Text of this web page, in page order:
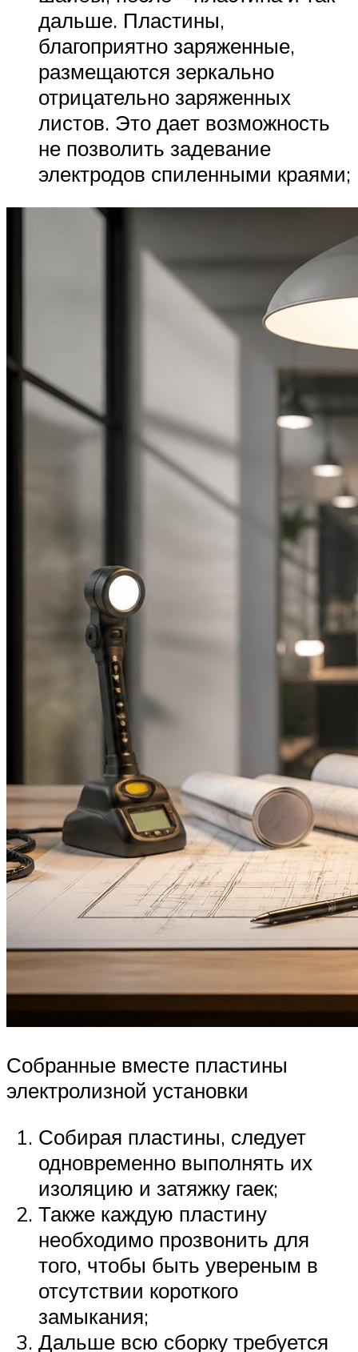
дальше. Пластины,
благоприятно заряженные,
размещаются зеркально
отрицательно заряженных
листов. Это дает возможность
не позволить задевание
электродов спиленными краями;
Собранные вместе пластины
электролизной установки
Собирая пластины, следует
одновременно выполнять их
изоляцию и затяжку гаек;
Также каждую пластину
необходимо прозвонить для
того, чтобы быть увереным в
отсутствии короткого
замыкания;
Дальше всю сборку требуется